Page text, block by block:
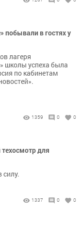
побывали в гостях у
лагеря
школы успеха была
по кабинетам
1359 0 0
для
силу.
1337 0 0